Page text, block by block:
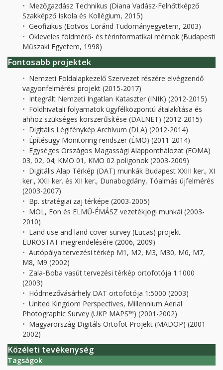
Mezőgazdász Technikus (Diana Vadász-Felnőttképző
Szakképző Iskola és Kollégium, 2015)
Geofizikus (Eötvös Loránd Tudományegyetem, 2003)
Okleveles földmérő- és térinformatikai mérnök (Budapesti
Műszaki Egyetem, 1998)
Fontosabb projektek
Nemzeti Földalapkezelő Szervezet részére elvégzendő
vagyonfelmérési projekt (2015-2017)
Integrált Nemzeti Ingatlan Kataszter (INIK) (2012-2015)
Földhivatali folyamatok ügyfélközpontú átalakítása és
ahhoz szükséges korszerűsítése (DALNET) (2012-2015)
Digitális Légifénykép Archívum (DLA) (2012-2014)
Építésügy Monitoring rendszer (ÉMO) (2011-2014)
Egységes Országos Magassági Alapponthálozat (EOMA)
03, 02, 04; KMO 01, KMO 02 poligonok (2003-2009)
Digitális Alap Térkép (DAT) munkák Budapest XXIII ker., XI
ker., XXII ker. és XII ker., Dunabogdány, Tóalmás újfelmérés
(2003-2007)
Bp. stratégiai zaj térképe (2003-2005)
MOL, Eon és ELMŰ-ÉMÁSZ vezetékjogi munkái (2003-
2010)
Land use and land cover survey (Lucas) projekt
EUROSTAT megrendelésére (2006, 2009)
Autópálya tervezési térkép M1, M2, M3, M30, M6, M7,
M8, M9 (2002)
Zala-Boba vasút tervezési térkép ortofotója 1:1000
(2003)
Hódmezővásárhely DAT ortofotója 1:5000 (2003)
United Kingdom Perspectives, Millennium Aerial
Photographic Survey (UKP MAPS™) (2001-2002)
Magyarország Digitáls Ortofot Projekt (MADOP) (2001-
2002)
Közéleti tevékenység
Tagságok